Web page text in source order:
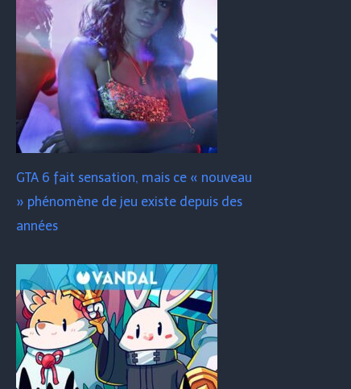
GTA 6 fait sensation, mais ce « nouveau
» phénomène de jeu existe depuis des
années